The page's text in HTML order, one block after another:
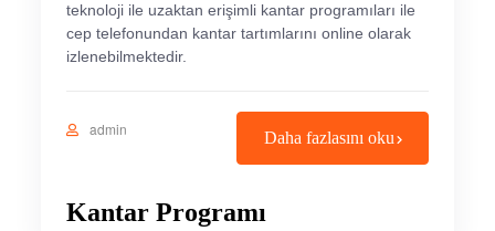
teknoloji ile uzaktan erişimli kantar programıları ile
cep telefonundan kantar tartımlarını online olarak
izlenebilmektedir.
admin Daha fazlasını oku
Kantar Programı